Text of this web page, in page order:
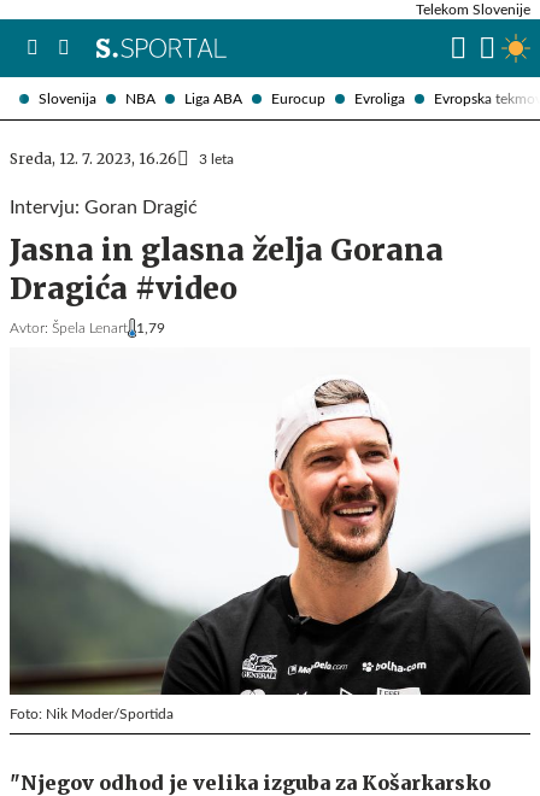
Slovenija NBA Liga ABA Eurocup Evroliga Evropska
Telekom Slovenije
Sreda, 12. 7. 2023, 16.26 3 leta
Intervju: Goran Dragić
Jasna in glasna želja Gorana
Dragića #video
Avtor: Špela Lenart 1,79
Foto: Nik Moder/Sportida
"Njegov odhod je velika izguba za Košarkarsko